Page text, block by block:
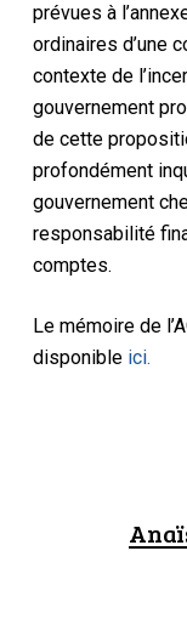
prévues à
ordinaires d’une
contexte de
gouvernement
de cette
profondément
gouvernement
responsabilité
comptes.
Le mémoire de
disponible ici.